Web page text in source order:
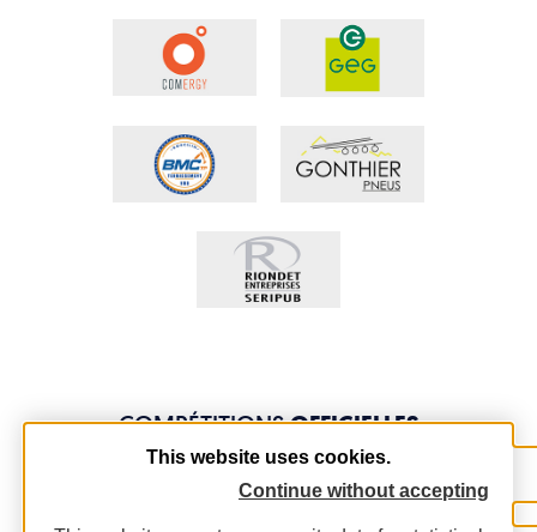
COMPÉTITIONSOFFICIELLES
This website uses cookies.
Continue without accepting